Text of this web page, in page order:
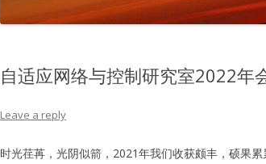
自适应网络与控制研究室2022年
Leave a reply
时光荏苒，光阴似箭，2021年我们收获颇丰，硕果